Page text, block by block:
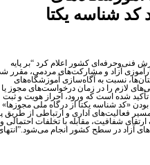
یکتا
کشور اعلام کرد “بر پایه
و مشارکت‌های مردمی، مقرر شده
به آگاه‌سازی آموزشگاه‌های
را در زمان درخواست‌های مجوز یا
است که ورود، احراز هویت و ثبت
یکتا از درگاه ملی مجوزها»
اداری و ارتباطی از طریق پرتال
مقابله با تخلفات احتمالی و
سطح کشور انجام می‌شود.”انتهای